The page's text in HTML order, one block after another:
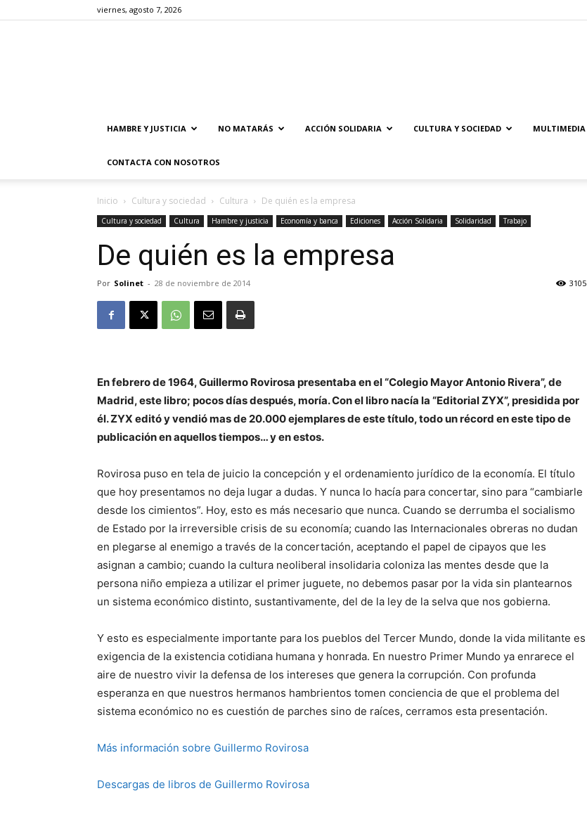
viernes, agosto 7, 2026
HAMBRE Y JUSTICIA NO MATARÁS ACCIÓN SOLIDARIA CULTURA Y SOCIEDAD MULTIMEDIA
CONTACTA CON NOSOTROS
Inicio Cultura y sociedad Cultura De quién es la empresa
Cultura y sociedad Cultura Hambre y justicia Economía y banca Ediciones Acción Solidaria Solidaridad Trabajo
De quién es la empresa
Por Solinet - 28 de noviembre de 2014 3105
En febrero de 1964, Guillermo Rovirosa presentaba en el “Colegio Mayor Antonio Rivera”, de
Madrid, este libro; pocos días después, moría. Con el libro nacía la “Editorial ZYX”, presidida por
él. ZYX editó y vendió mas de 20.000 ejemplares de este título, todo un récord en este tipo de
publicación en aquellos tiempos… y en estos.
Rovirosa puso en tela de juicio la concepción y el ordenamiento jurídico de la economía. El título
que hoy presentamos no deja lugar a dudas. Y nunca lo hacía para concertar, sino para “cambiarle
desde los cimientos”. Hoy, esto es más necesario que nunca. Cuando se derrumba el socialismo
de Estado por la irreversible crisis de su economía; cuando las Internacionales obreras no dudan
en plegarse al enemigo a través de la concertación, aceptando el papel de cipayos que les
asignan a cambio; cuando la cultura neoliberal insolidaria coloniza las mentes desde que la
persona niño empieza a utilizar el primer juguete, no debemos pasar por la vida sin plantearnos
un sistema económico distinto, sustantivamente, del de la ley de la selva que nos gobierna.
Y esto es especialmente importante para los pueblos del Tercer Mundo, donde la vida militante es
exigencia de la existencia cotidiana humana y honrada. En nuestro Primer Mundo ya enrarece el
aire de nuestro vivir la defensa de los intereses que genera la corrupción. Con profunda
esperanza en que nuestros hermanos hambrientos tomen conciencia de que el problema del
sistema económico no es cuestión de parches sino de raíces, cerramos esta presentación.
Más información sobre Guillermo Rovirosa
Descargas de libros de Guillermo Rovirosa